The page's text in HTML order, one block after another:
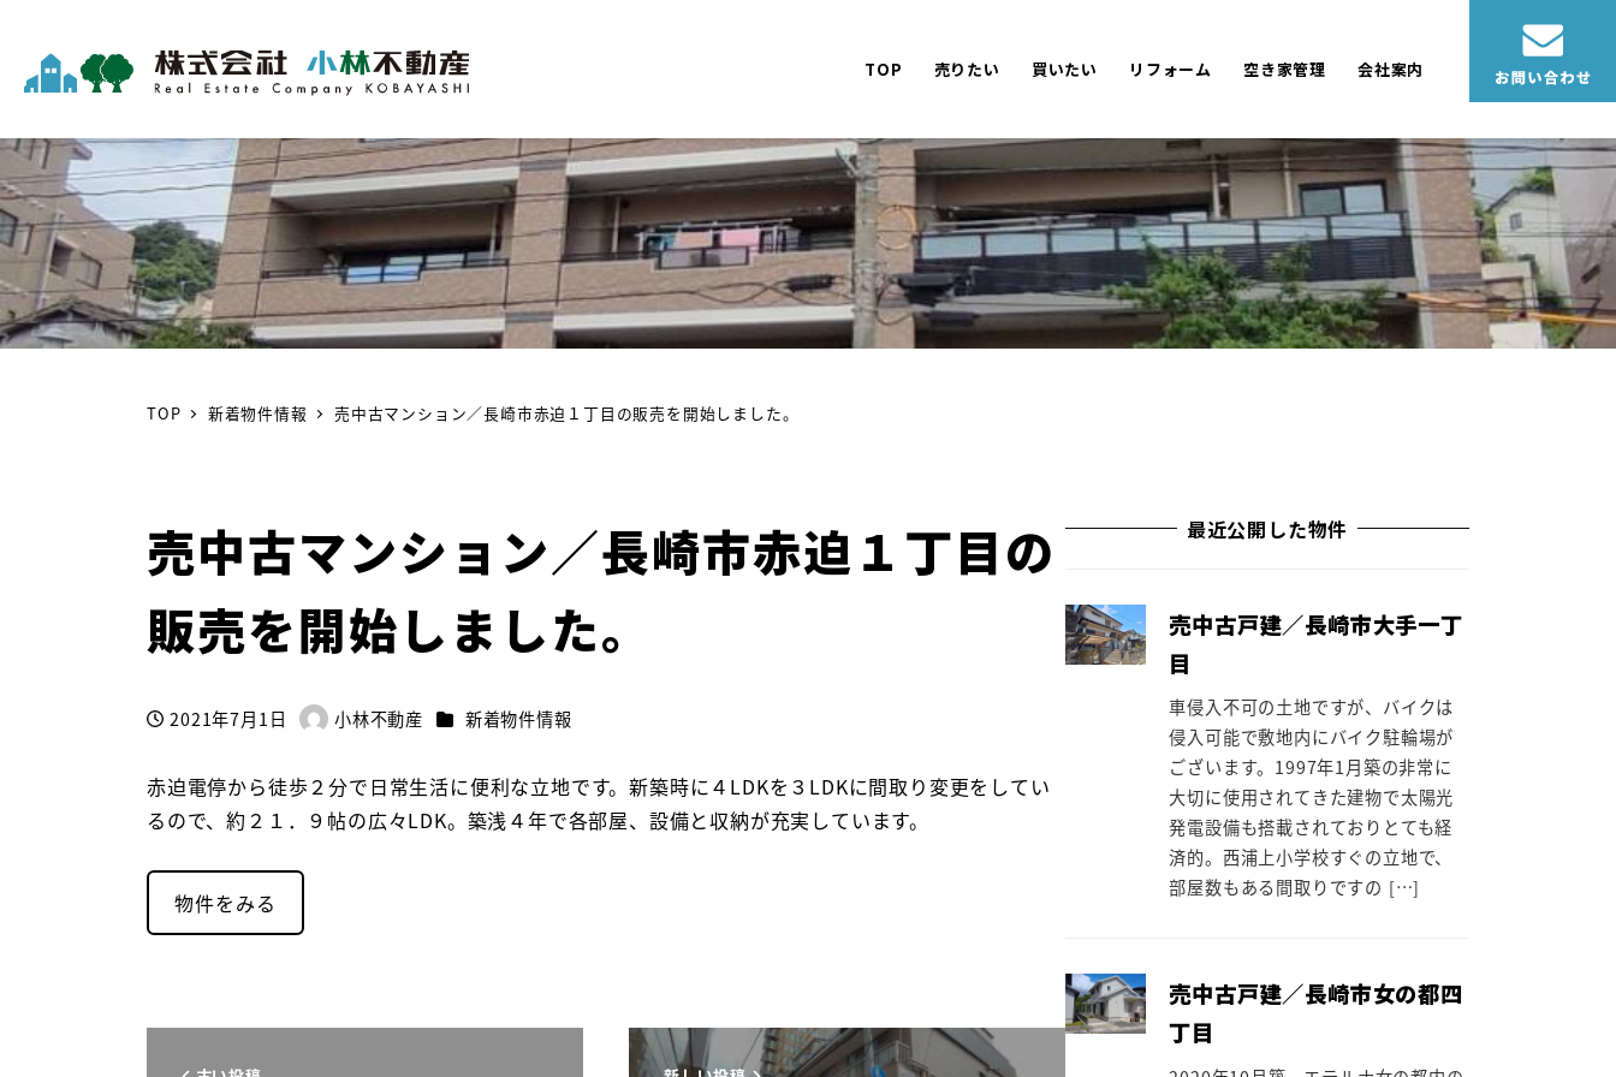
TOP 売りたい 買いたい リフォーム 空き家管理 会社案内
TOP 新着物件情報 売中古マンション／長崎市赤迫１丁目の販売を開始しました。
売中古マンション／長崎市赤迫１丁目の
販売を開始しました。
投稿日
2021年7月1日
著
小林不動産 カテゴリー
新着物件情報
赤迫電停から徒歩２分で日常生活に便利な立地です。新築時に４LDKを３LDKに間取り変更をしてい
るので、約２１．９帖の広々LDK。築浅４年で各部屋、設備と収納が充実しています。
物件をみる
最近公開した物件
売中古戸建／長崎市大手一丁
目
車侵入不可の土地ですが、バイクは
侵入可能で敷地内にバイク駐輪場が
ございます。1997年1月築の非常に
大切に使用されてきた建物で太陽光
発電設備も搭載されておりとても経
済的。西浦上小学校すぐの立地で、
部屋数もある間取りですの […]
売中古戸建／長崎市女の都四
丁目